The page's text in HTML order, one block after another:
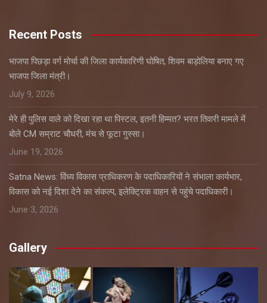
Recent Posts
भाजपा पिछड़ा वर्ग मोर्चा की जिला कार्यकारिणी घोषित, शिवम बाड़ोलिया बनाए गए
भाजपा जिला मंत्री।
July 9, 2026
मेरे ही पुलिस वाले को दिखा रहा था पिस्टल, इतनी हिम्मत? भरत तिवारी मामले में
बोले CM सम्राट चौधरी, मंच से फूटा गुस्सा।
June 19, 2026
Satna News: विंध्य विकास प्राधिकरण के पदाधिकारियों ने संभाला कार्यभार,
विकास को नई दिशा देने का संकल्प, इलेक्ट्रिक वाहन से पहुंचे पदाधिकारी।
June 3, 2026
Gallery